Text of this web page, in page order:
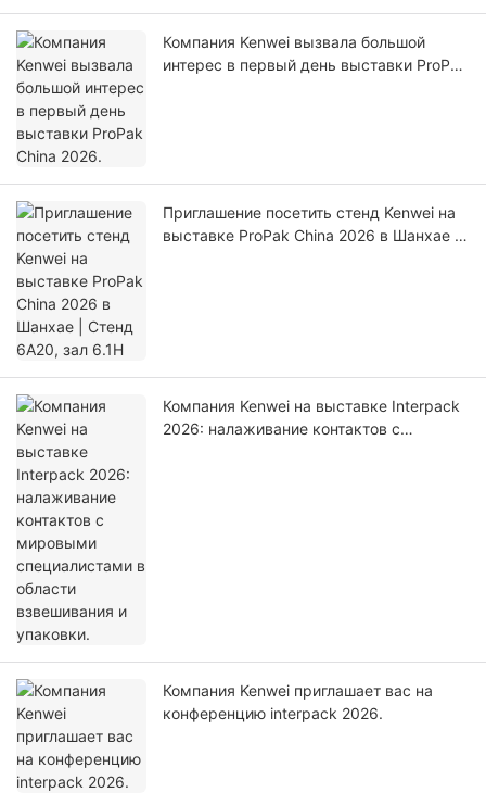
Компания Kenwei вызвала большой
интерес в первый день выставки ProPak
Приглашение посетить стенд Kenwei на
выставке ProPak China 2026 в Шанхае |
Компания Kenwei на выставке Interpack
2026: налаживание контактов с
Компания Kenwei приглашает вас на
конференцию interpack 2026.